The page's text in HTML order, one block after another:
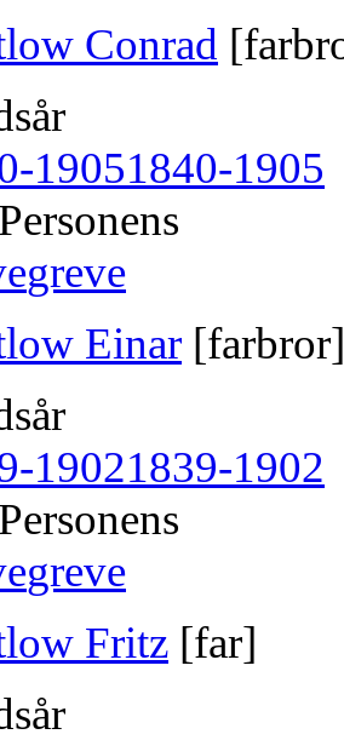
Conrad
19051840-1905
greve
Einar [farbror]
19021839-1902
greve
Fritz [far]